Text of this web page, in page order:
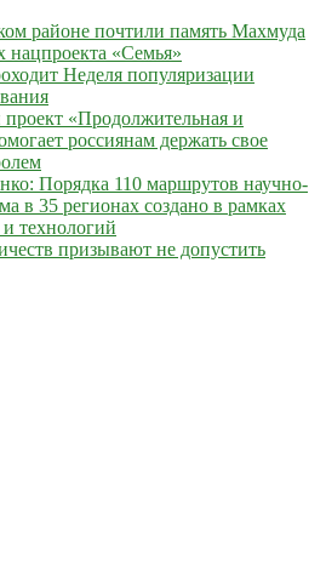
районе почтили память Махмуда
нацпроекта «Семья»
Неделя популяризации
«Продолжительная и
россиянам держать свое
Порядка 110 маршрутов научно-
в 35 регионах создано в рамках
технологий
призывают не допустить